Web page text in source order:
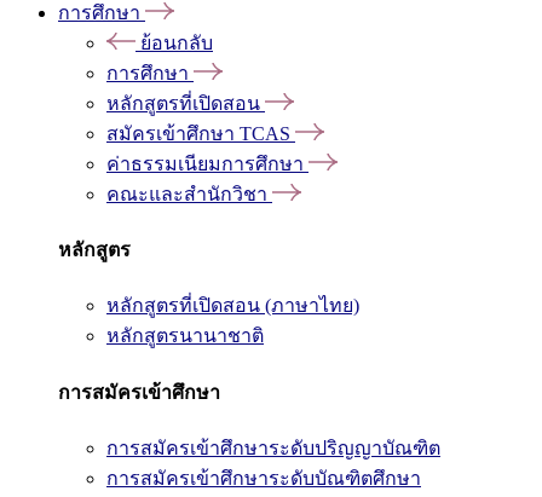
การศึกษา
ย้อนกลับ
การศึกษา
หลักสูตรที่เปิดสอน
สมัครเข้าศึกษา TCAS
ค่าธรรมเนียมการศึกษา
คณะและสำนักวิชา
หลักสูตร
หลักสูตรที่เปิดสอน (ภาษาไทย)
หลักสูตรนานาชาติ
การสมัครเข้าศึกษา
การสมัครเข้าศึกษาระดับปริญญาบัณฑิต
การสมัครเข้าศึกษาระดับบัณฑิตศึกษา